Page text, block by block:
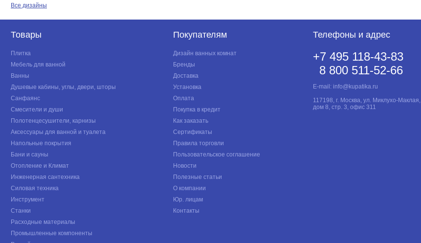
Все дизайны
Товары
Плитка
Мебель для ванной
Ванны
Душевые кабины, углы, двери, шторы
Санфаянс
Смесители и души
Полотенцесушители, карнизы
Аксессуары для ванной и туалета
Напольные покрытия
Бани и сауны
Отопление и Климат
Инженерная сантехника
Силовая техника
Инструмент
Станки
Расходные материалы
Промышленные компоненты
Покупателям
Дизайн ванных комнат
Бренды
Доставка
Установка
Оплата
Покупка в кредит
Как заказать
Сертификаты
Правила торговли
Пользовательское соглашение
Новости
Полезные статьи
О компании
Юр. лицам
Контакты
Телефоны и адрес
+7 495 118-43-83
8 800 511-52-66
E-mail: info@kupatika.ru
117198, г. Москва, ул. Миклухо-Маклая,
дом 8, стр. 3, офис 311